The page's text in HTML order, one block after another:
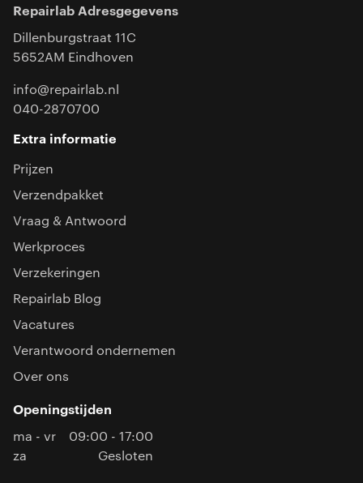
Repairlab Adresgegevens
Dillenburgstraat 11C
5652AM Eindhoven
info@repairlab.nl
040-2870700
Extra informatie
Prijzen
Verzendpakket
Vraag & Antwoord
Werkproces
Verzekeringen
Repairlab Blog
Vacatures
Verantwoord ondernemen
Over ons
Openingstijden
ma - vr
09:00 - 17:00
za
Gesloten